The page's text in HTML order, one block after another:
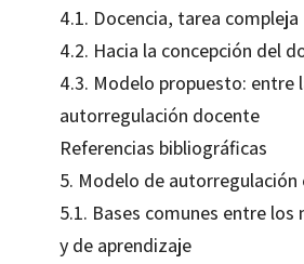
4.1. Docencia, tarea compleja
4.2. Hacia la concepción del
4.3. Modelo propuesto: entre
autorregulación docente
Referencias bibliográficas
5. Modelo de autorregulación
5.1. Bases comunes entre
y de aprendizaje